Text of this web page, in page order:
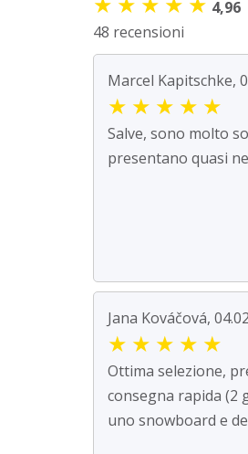
4,96
48 recensioni
Marcel Kapitschke,
★ ★ ★ ★ ★
Salve, sono molto
presentano quasi
Jana Kováčová,
★ ★ ★ ★ ★
Ottima selezione,
consegna rapida (2
uno snowboard e